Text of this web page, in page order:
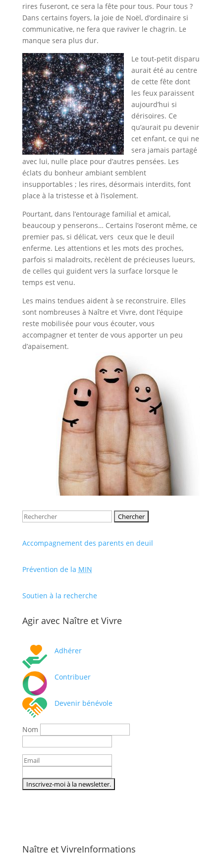
rires fuseront, ce sera la fête pour tous. Pour tous ?
Dans certains foyers, la joie de Noël, d’ordinaire si
communicative, ne fera que raviver le chagrin. Le
manque sera plus dur.
Le tout-petit disparu
aurait été au centre
de cette fête dont
les feux paraissent
aujourd’hui si
dérisoires. Ce
qu’aurait pu devenir
cet enfant, ce qui ne
sera jamais partagé
avec lui, nulle place pour d’autres pensées. Les
éclats du bonheur ambiant semblent
insupportables ; les rires, désormais interdits, font
place à la tristesse et à l’isolement.
Pourtant, dans l’entourage familial et amical,
beaucoup y penserons… Certains l’oseront même, ce
premier pas, si délicat, vers ceux que le deuil
enferme. Les attentions et les mots des proches,
parfois si maladroits, recèlent de précieuses lueurs,
de celles qui guident vers la surface lorsque le
temps est venu.
Les mains tendues aident à se reconstruire. Elles
sont nombreuses à Naître et Vivre, dont l’équipe
reste mobilisée pour vous écouter, vous
accompagner et tenter de vous apporter un peu
d’apaisement.
Rechercher:
Accompagnement des parents en deuil
Prévention de la MIN
Soutien à la recherche
Agir avec Naître et Vivre
Adhérer
Contribuer
Devenir bénévole
Nom
Naître et VivreInformations